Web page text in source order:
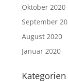
Oktober 2020
September
August 2020
Januar 2020
Kategorien